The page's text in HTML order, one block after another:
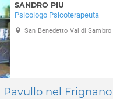
SANDRO PIU
Psicologo Psicoterapeuta
San Benedetto Val di Sambro
Pavullo nel Frignano